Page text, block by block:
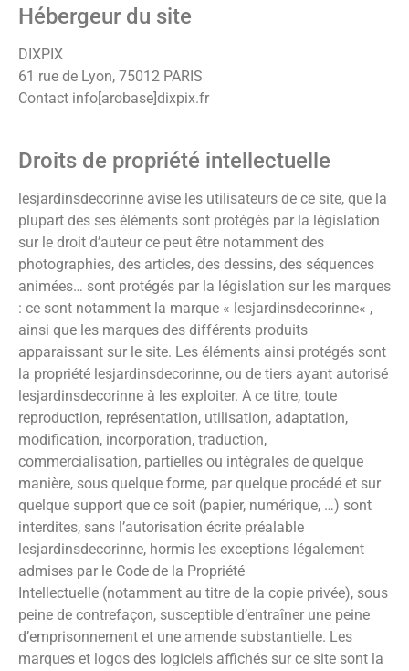
Hébergeur du site
DIXPIX
61 rue de Lyon, 75012 PARIS
Contact info[arobase]dixpix.fr
Droits de propriété intellectuelle
lesjardinsdecorinne avise les utilisateurs de ce site, que la
plupart des ses éléments sont protégés par la législation
sur le droit d’auteur ce peut être notamment des
photographies, des articles, des dessins, des séquences
animées… sont protégés par la législation sur les marques
: ce sont notamment la marque « lesjardinsdecorinne« ,
ainsi que les marques des différents produits
apparaissant sur le site. Les éléments ainsi protégés sont
la propriété lesjardinsdecorinne, ou de tiers ayant autorisé
lesjardinsdecorinne à les exploiter. A ce titre, toute
reproduction, représentation, utilisation, adaptation,
modification, incorporation, traduction,
commercialisation, partielles ou intégrales de quelque
manière, sous quelque forme, par quelque procédé et sur
quelque support que ce soit (papier, numérique, …) sont
interdites, sans l’autorisation écrite préalable
lesjardinsdecorinne, hormis les exceptions légalement
admises par le Code de la Propriété
Intellectuelle (notamment au titre de la copie privée), sous
peine de contrefaçon, susceptible d’entraîner une peine
d’emprisonnement et une amende substantielle. Les
marques et logos des logiciels affichés sur ce site sont la